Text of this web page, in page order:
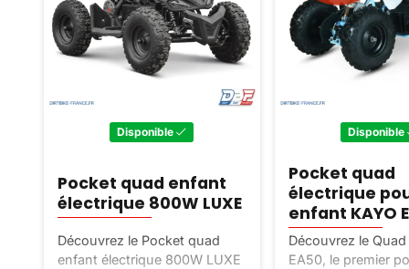
Disponible
Pocket quad enfant
électrique 800W LUXE
Découvrez le Pocket quad
enfant électrique 800W LUXE
Disponible
Pocket quad
électrique
enfant KAYO
Découvrez le
EA50, le premier